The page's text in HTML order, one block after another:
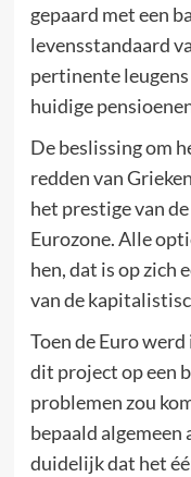
gepaard met een
levensstandaard
pertinente
huidige
De beslissing om
redden van
het prestige van
Eurozone. Alle
hen, dat is op zich
van de
Toen de Euro
dit project op een
problemen zou
bepaald algemeen
duidelijk dat het